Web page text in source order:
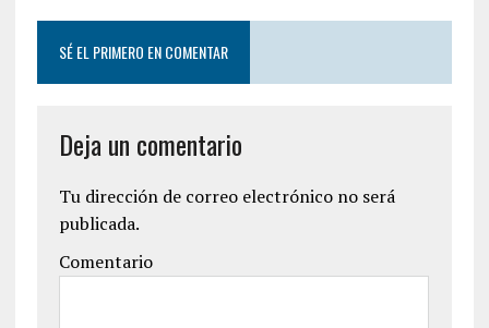
SÉ EL PRIMERO EN COMENTAR
Deja un comentario
Tu dirección de correo electrónico no será
publicada.
Comentario